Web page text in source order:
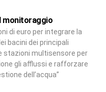
monitoraggio
di euro per integrare la
bacini dei principali
stazioni multisensore per
gli afflussi e rafforzare
dell’acqua”